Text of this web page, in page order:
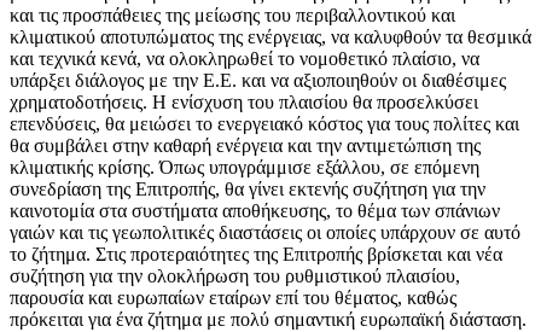
και τις προσπάθειες της μείωσης του περιβαλλοντικού και
κλιματικού αποτυπώματος της ενέργειας, να καλυφθούν τα θεσμικά
και τεχνικά κενά, να ολοκληρωθεί το νομοθετικό πλαίσιο, να
υπάρξει διάλογος με την Ε.Ε. και να αξιοποιηθούν οι διαθέσιμες
χρηματοδοτήσεις. Η ενίσχυση του πλαισίου θα προσελκύσει
επενδύσεις, θα μειώσει το ενεργειακό κόστος για τους πολίτες και
θα συμβάλει στην καθαρή ενέργεια και την αντιμετώπιση της
κλιματικής κρίσης. Όπως υπογράμμισε εξάλλου, σε επόμενη
συνεδρίαση της Επιτροπής, θα γίνει εκτενής συζήτηση για την
καινοτομία στα συστήματα αποθήκευσης, το θέμα των σπάνιων
γαιών και τις γεωπολιτικές διαστάσεις οι οποίες υπάρχουν σε αυτό
το ζήτημα. Στις προτεραιότητες της Επιτροπής βρίσκεται και νέα
συζήτηση για την ολοκλήρωση του ρυθμιστικού πλαισίου,
παρουσία και ευρωπαίων εταίρων επί του θέματος, καθώς
πρόκειται για ένα ζήτημα με πολύ σημαντική ευρωπαϊκή διάσταση.